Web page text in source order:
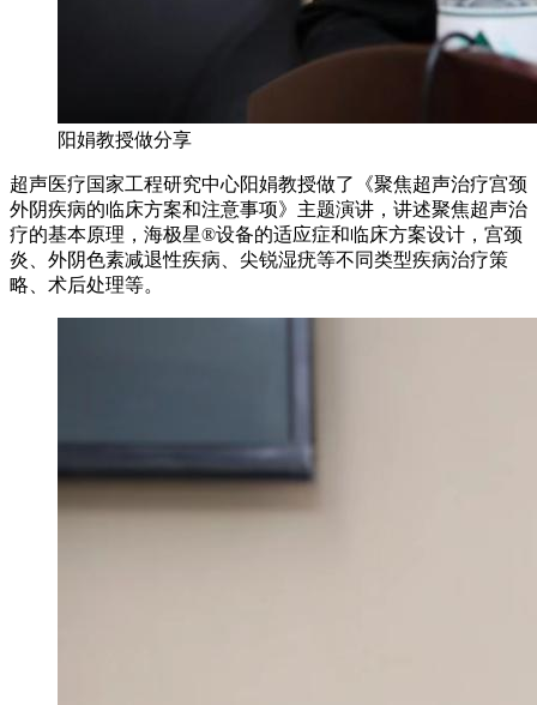
阳娟教授做分享
超声医疗国家工程研究中心阳娟教授做了《聚焦超声治疗宫颈
外阴疾病的临床方案和注意事项》主题演讲，讲述聚焦超声治
疗的基本原理，海极星®设备的适应症和临床方案设计，宫颈
炎、外阴色素减退性疾病、尖锐湿疣等不同类型疾病治疗策
略、术后处理等。